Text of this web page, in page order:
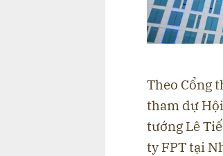
Theo Cổng
tham dự
tướng Lê
ty FPT tại